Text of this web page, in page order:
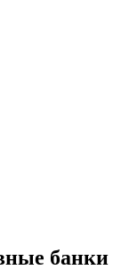
банки